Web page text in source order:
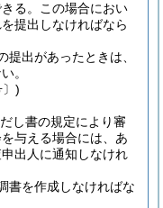
る。
この場合におい
提出しなければなら
出があったときは、
。
)
し書の規定により審
与える場合には、あ
出人に通知しなけれ
書を作成しなければな